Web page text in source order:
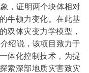
，证明两个块体相对
牛顿力变化。在此基
双体灾变力学模型，
绍说，该项目致力于
体化控制技术，为提
索深部地质灾害致灾